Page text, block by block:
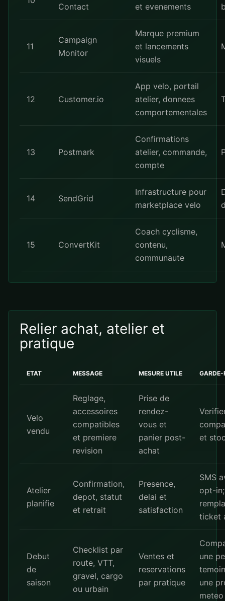
Contact et evenements
11
Campaign
Monitor
Marque premium
et lancements
visuels
12 Customer.io
App velo, portail
atelier, donnees
comportementales
13 Postmark
Confirmations
atelier, commande,
compte
14 SendGrid
Infrastructure pour
marketplace velo
15 ConvertKit
Coach cyclisme,
contenu,
communaute
Relier achat, atelier et
pratique
ETAT MESSAGE MESURE UTILE GARDE-
Velo
vendu
Reglage,
accessoires
compatibles
et premiere
revision
Prise de
rendez-
vous et
panier post-
achat
et
Atelier
planifie
Confirmation,
depot, statut
et retrait
Presence,
delai et
satisfaction
SMS
opt-
ticket
Debut
de
saison
Checklist par
route, VTT,
gravel, cargo
ou urbain
Ventes et
reservations
par pratique
une
une
meteo